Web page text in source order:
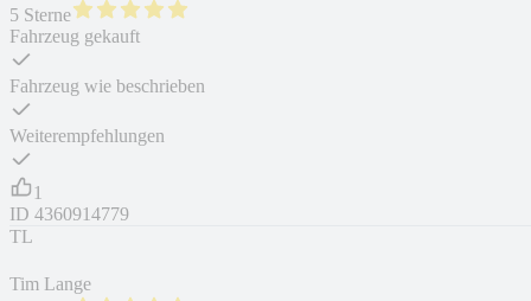
5 Sterne
Fahrzeug gekauft
Fahrzeug wie beschrieben
Weiterempfehlungen
1
ID 4360914779
TL
Tim Lange